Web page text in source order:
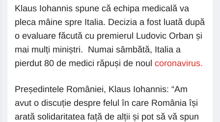
Klaus Iohannis spune că echipa medicală va
pleca mâine spre Italia. Decizia a fost luată după
o evaluare făcută cu premierul Ludovic Orban și
mai mulți miniștri. Numai sâmbătă, Italia a
pierdut 80 de medici răpuși de noul coronavirus.
Președintele României, Klaus Iohannis: “Am
avut o discuție despre felul în care România își
arată solidaritatea față de alții și pot să vă spun